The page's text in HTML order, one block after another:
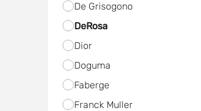
De Grisogono
DeRosa
Dior
Doguma
Faberge
Franck Muller